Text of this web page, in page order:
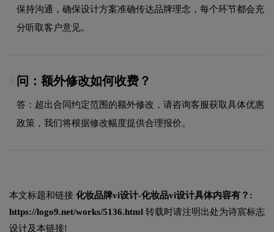
保持沟通，确保设计方案准确传达品牌理念，每个环节都会充
分听取客户意见。
5. 问：额外修改如何收费？
答：超出合同约定范围的额外修改，请咨询客服获取具体优惠
政策，我们将根据修改幅度提供合理报价。
本文标题和链接 化妆品牌vi设计-化妆品vi设计具体内容有？:
https://logo9.net/works/5136.html 转载时请注明出处为诗宸标志
设计及本链接!